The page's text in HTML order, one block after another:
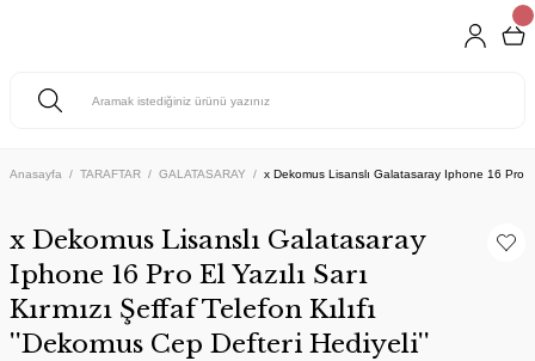
Anasayfa TARAFTAR GALATASARAY x Dekomus Lisanslı Galatasaray Iphone 16 Pro El
x Dekomus Lisanslı Galatasaray
Iphone 16 Pro El Yazılı Sarı
Kırmızı Şeffaf Telefon Kılıfı
''Dekomus Cep Defteri Hediyeli''